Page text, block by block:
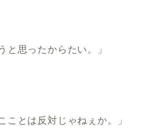
と思ったからたい。」
ことは反対じゃねぇか。」